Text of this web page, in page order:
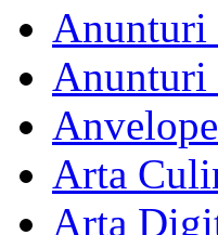
Anunturi
Anunturi
Arta
Arta